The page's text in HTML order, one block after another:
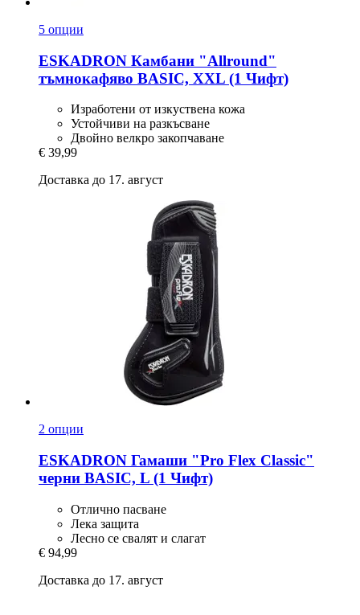
5 опции
ESKADRON Камбани "Allround"
тъмнокафяво BASIC, XXL (1 Чифт)
Изработени от изкуствена кожа
Устойчиви на разкъсване
Двойно велкро закопчаване
€ 39,99
Доставка до 17. август
2 опции
ESKADRON Гамаши "Pro Flex Classic"
черни BASIC, L (1 Чифт)
Отлично пасване
Лека защита
Лесно се свалят и слагат
€ 94,99
Доставка до 17. август